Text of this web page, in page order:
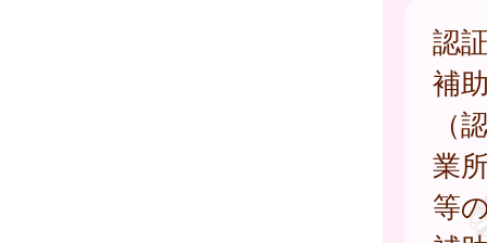
認
補
（
業
等